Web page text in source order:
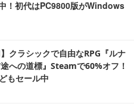
！初代はPC9800版がWindows
クラシックで自由なRPG『ルナ
への道標』Steamで60%オフ！
もセール中